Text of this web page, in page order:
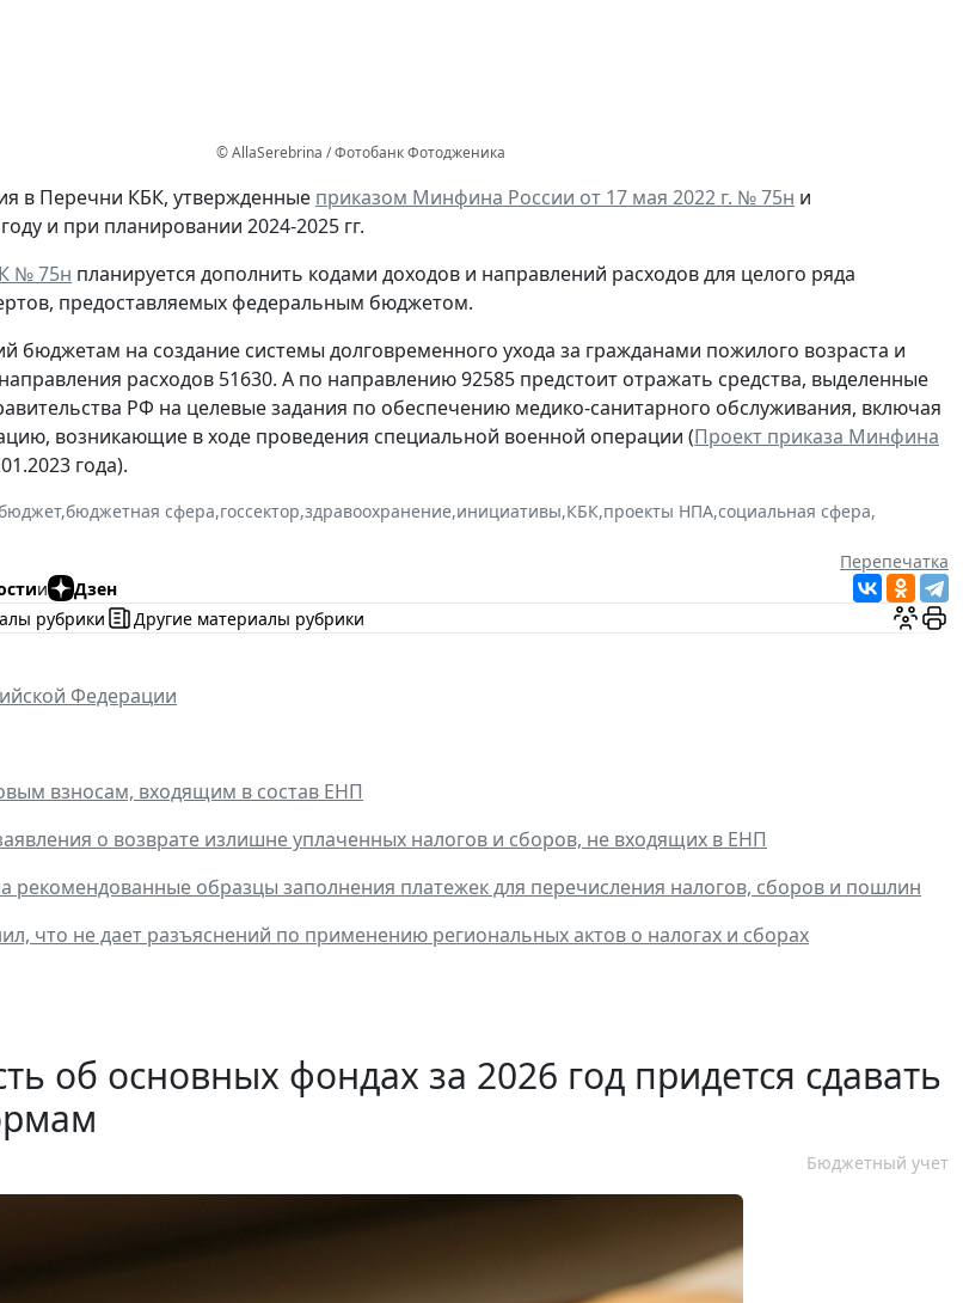
© AllaSerebrina / Фотобанк Фотодженика
в Перечни КБК, утвержденные приказом Минфина России от 17 мая 2022 г. № 75н и
и при планировании 2024-2025 гг.
№ 75н планируется дополнить кодами доходов и направлений расходов для целого ряда
предоставляемых федеральным бюджетом.
бюджетам на создание системы долговременного ухода за гражданами пожилого возраста и
расходов 51630. А по направлению 92585 предстоит отражать средства, выделенные
РФ на целевые задания по обеспечению медико-санитарного обслуживания, включая
возникающие в ходе проведения специальной военной операции (Проект приказа Минфина
года).
,бюджетная сфера,госсектор,здравоохранение,инициативы,КБК,проекты НПА,социальная сфера,
Перепечатка
и
Дзен
рубрики
Другие материалы рубрики
Федерации
взносам, входящим в состав ЕНП
о возврате излишне уплаченных налогов и сборов, не входящих в ЕНП
рекомендованные образцы заполнения платежек для перечисления налогов, сборов и пошлин
что не дает разъяснений по применению региональных актов о налогах и сборах
об основных фондах за 2026 год придется сдавать
Бюджетный учет